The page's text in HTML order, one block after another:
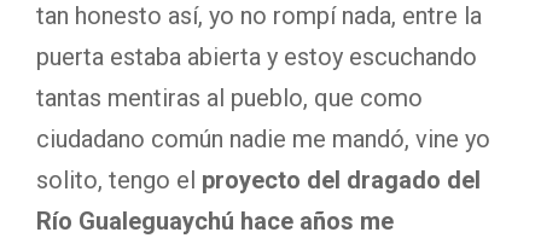
tan honesto así, yo no rompí nada, entre la
puerta estaba abierta y estoy escuchando
tantas mentiras al pueblo, que como
ciudadano común nadie me mandó, vine yo
solito, tengo el proyecto del dragado del
Río Gualeguaychú hace años me